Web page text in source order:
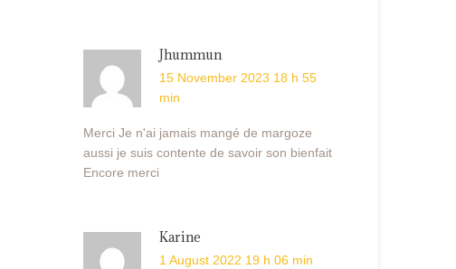
Jhummun
15 November 2023 18 h 55
min
Merci Je n'ai jamais mangé de margoze
aussi je suis contente de savoir son bienfait
Encore merci
Karine
1 August 2022 19 h 06 min